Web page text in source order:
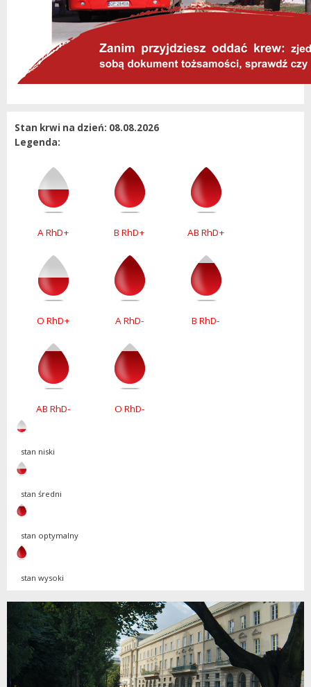
Stan krwi na dzień: 08.08.2026
Legenda:
A RhD+ B RhD+ AB RhD+
O RhD+ A RhD- B RhD-
AB RhD- O RhD-
stan niski
stan średni
stan optymalny
stan wysoki